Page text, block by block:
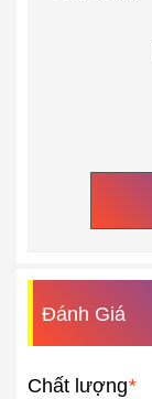
Đánh Giá
Chất lượng*